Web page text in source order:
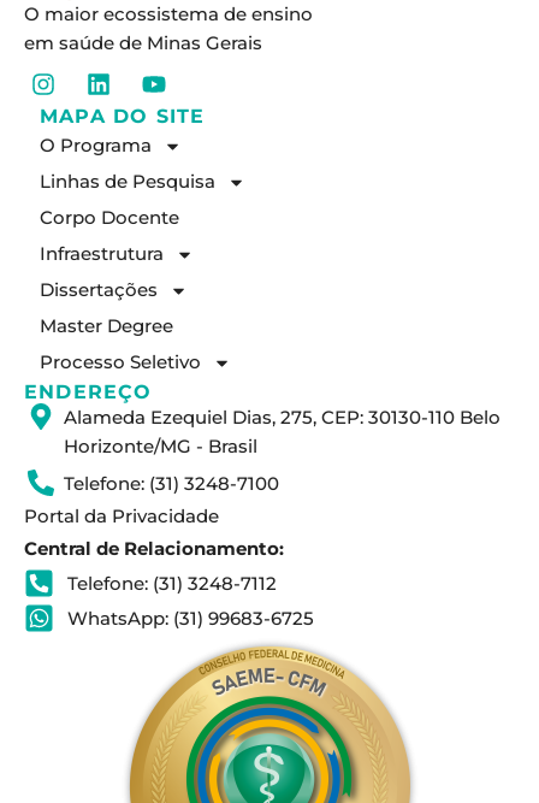
O maior ecossistema de ensino
em saúde de Minas Gerais
I
n
s
t
a
g
r
a
m
L
i
n
k
e
d
i
n
Y
o
u
u
b
e
MAPA DO SITE
O Programa
Linhas de Pesquisa
Corpo Docente
Infraestrutura
Dissertações
Master Degree
Processo Seletivo
ENDEREÇO
Alameda Ezequiel Dias, 275, CEP: 30130-110 Belo
Horizonte/MG - Brasil
Telefone: (31) 3248-7100
Portal da Privacidade
Central de Relacionamento:
Telefone: (31) 3248-7112
WhatsApp: (31) 99683-6725